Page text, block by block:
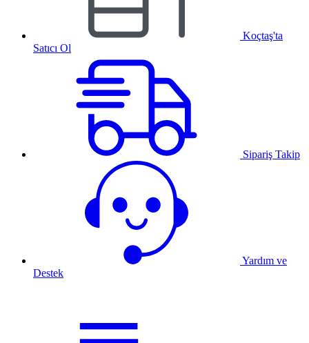
Koçtaş'ta
Satıcı Ol
Sipariş Takip
Yardım ve
Destek